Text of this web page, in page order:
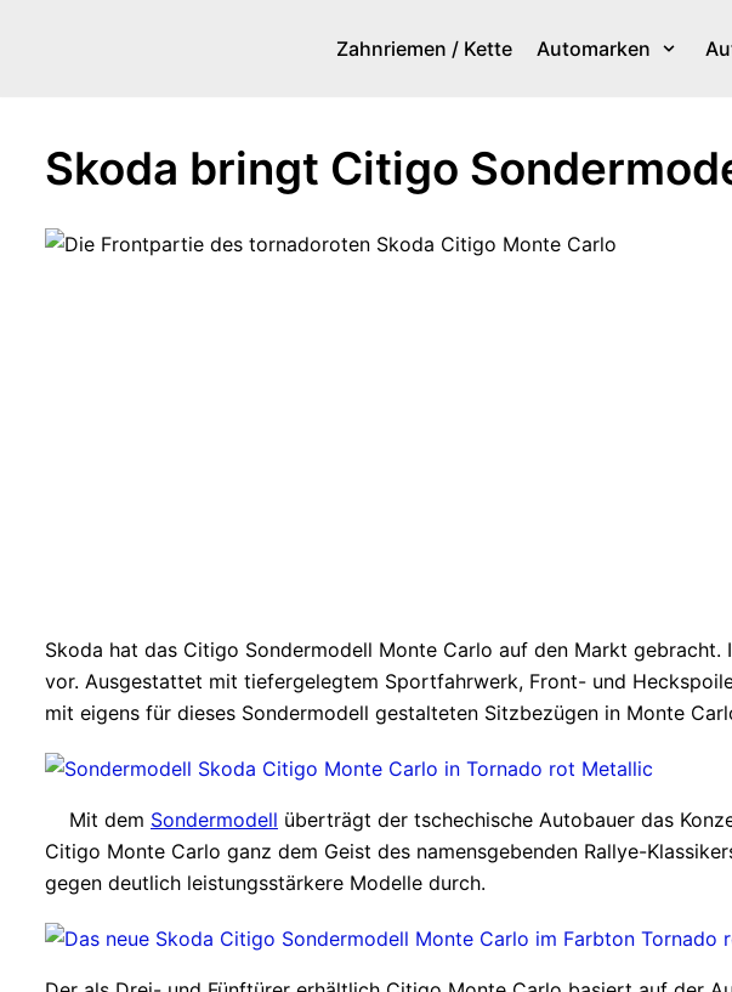
Zahnriemen / Kette Automarken
Skoda bringt Citigo
Skoda hat das Citigo Sondermodell Monte Carlo auf den Markt
vor. Ausgestattet mit tiefergelegtem Sportfahrwerk, Front- und
mit eigens für dieses Sondermodell gestalteten Sitzbezügen in Monte
Mit dem Sondermodell überträgt der tschechische Autobauer das
Citigo Monte Carlo ganz dem Geist des namensgebenden Rallye-
gegen deutlich leistungsstärkere Modelle durch.